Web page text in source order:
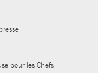
pour les Chefs